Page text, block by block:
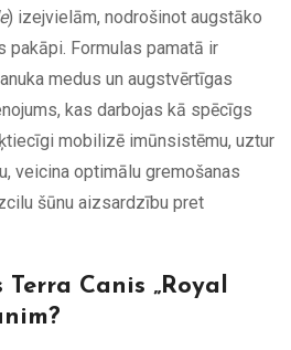
) izejvielām, nodrošinot augstāko
Formulas pamatā ir
medus un augstvērtīgas
kas darbojas kā spēcīgs
mobilizē imūnsistēmu, uztur
veicina optimālu gremošanas
šūnu aizsardzību pret
Canis „Royal